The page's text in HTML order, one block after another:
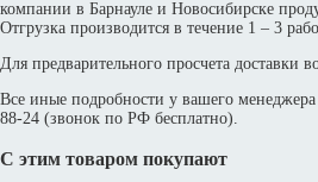
компании в Барнауле и Новосибирске
Отгрузка производится в течение 1 – 3
Для предварительного просчета доставки
Все иные подробности у вашего
88-24 (звонок по РФ бесплатно).
С этим товаром покупают